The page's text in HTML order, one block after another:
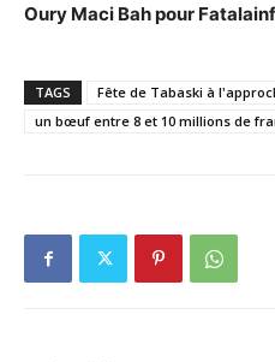
Oury Maci Bah pour
TAGS
Fête de Tabaski à
un bœuf entre 8 et 10 millions de